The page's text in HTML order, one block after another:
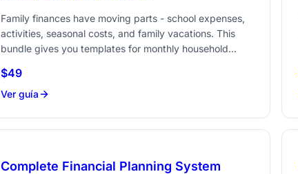
Family finances have moving parts - school expenses,
activities, seasonal costs, and family vacations. This
bundle gives you templates for monthly household
budgeting.
$49
Ver guía
Complete Financial Planning System